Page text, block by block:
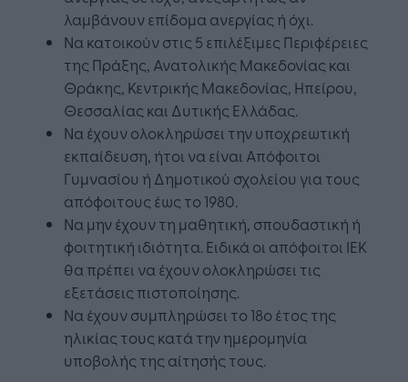
λαμβάνουν επίδομα ανεργίας ή όχι.
Να κατοικούν στις 5 επιλέξιμες Περιφέρειες
της Πράξης, Ανατολικής Μακεδονίας και
Θράκης, Κεντρικής Μακεδονίας, Ηπείρου,
Θεσσαλίας και Δυτικής Ελλάδας.
Να έχουν ολοκληρώσει την υποχρεωτική
εκπαίδευση, ήτοι να είναι Απόφοιτοι
Γυμνασίου ή Δημοτικού σχολείου για τους
απόφοιτους έως το 1980.
Να μην έχουν τη μαθητική, σπουδαστική ή
φοιτητική ιδιότητα. Ειδικά οι απόφοιτοι ΙΕΚ
θα πρέπει να έχουν ολοκληρώσει τις
εξετάσεις πιστοποίησης.
Να έχουν συμπληρώσει το 18ο έτος της
ηλικίας τους κατά την ημερομηνία
υποβολής της αίτησής τους.